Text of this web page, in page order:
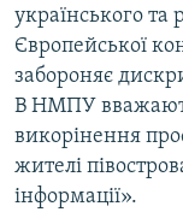
українського та
Європейської
забороняє
В НМПУ
викорінення
жителі
інформації».